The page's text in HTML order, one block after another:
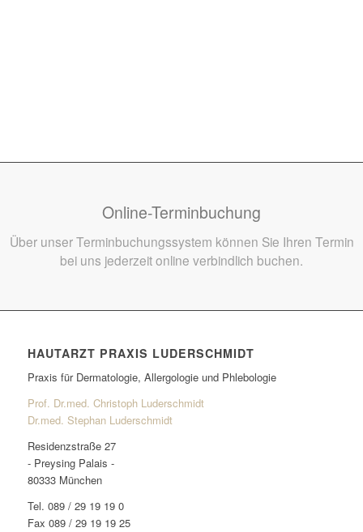
Online-Terminbuchung
Über unser Terminbuchungssystem können Sie Ihren Termin
bei uns jederzeit online verbindlich buchen.
HAUTARZT PRAXIS LUDERSCHMIDT
Praxis für Dermatologie, Allergologie und Phlebologie
Prof. Dr.med. Christoph Luderschmidt
Dr.med. Stephan Luderschmidt
Residenzstraße 27
- Preysing Palais -
80333 München
Tel. 089 / 29 19 19 0
Fax 089 / 29 19 19 25